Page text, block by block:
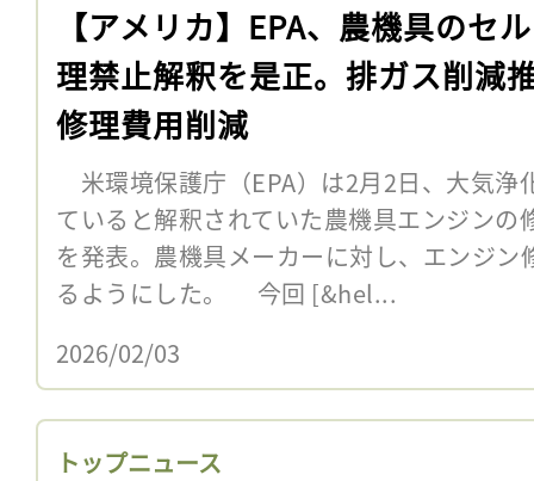
【アメリカ】EPA、農機具のセ
理禁止解釈を是正。排ガス削減
修理費用削減
米環境保護庁（EPA）は2月2日、大気浄
ていると解釈されていた農機具エンジンの
を発表。農機具メーカーに対し、エンジ
るようにした。 今回 [&hel...
2026/02/03
トップニュース